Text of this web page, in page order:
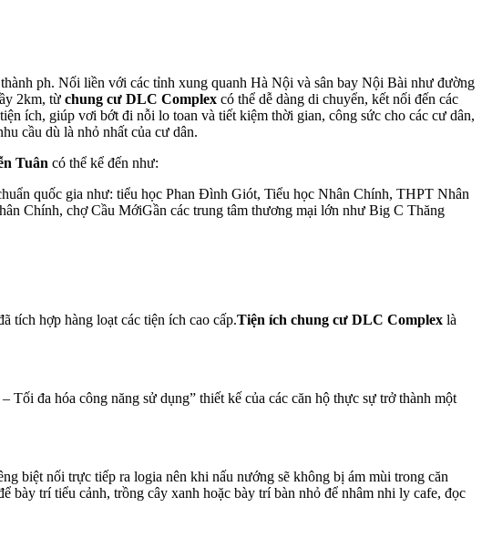
ph. Nối liền với các tỉnh xung quanh Hà Nội và sân bay Nội Bài như đường
2km, từ chung cư DLC Complex có thể dễ dàng di chuyển, kết nối đến các
ích, giúp vơi bớt đi nỗi lo toan và tiết kiệm thời gian, công sức cho các cư dân,
cầu dù là nhỏ nhất của cư dân.
Tuân có thể kể đến như:
quốc gia như: tiểu học Phan Đình Giót, Tiểu học Nhân Chính, THPT Nhân
Chính, chợ Cầu MớiGần các trung tâm thương mại lớn như Big C Thăng
tích hợp hàng loạt các tiện ích cao cấp.Tiện ích chung cư DLC Complex là
đa hóa công năng sử dụng” thiết kế của các căn hộ thực sự trở thành một
biệt nối trực tiếp ra logia nên khi nấu nướng sẽ không bị ám mùi trong căn
bày trí tiểu cảnh, trồng cây xanh hoặc bày trí bàn nhỏ để nhâm nhi ly cafe, đọc